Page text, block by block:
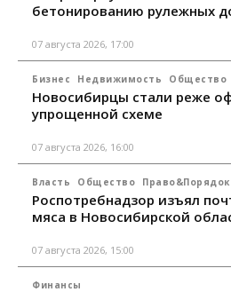
бетонированию рулежных
07 августа 2026, 17:00
Бизнес Недвижимость Общество
Новосибирцы стали реже
упрощенной схеме
07 августа 2026, 16:00
Власть Общество Право&Порядок
Роспотребнадзор изъял
мяса в Новосибирской
07 августа 2026, 15:00
Финансы